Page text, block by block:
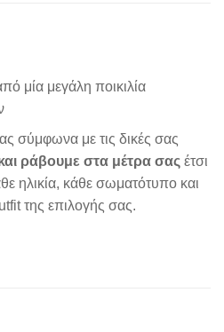
μία μεγάλη ποικιλία
σύμφωνα με τις δικές σας
ράβουμε στα μέτρα σας έτσι
ηλικία, κάθε σωματότυπο και
της επιλογής σας.